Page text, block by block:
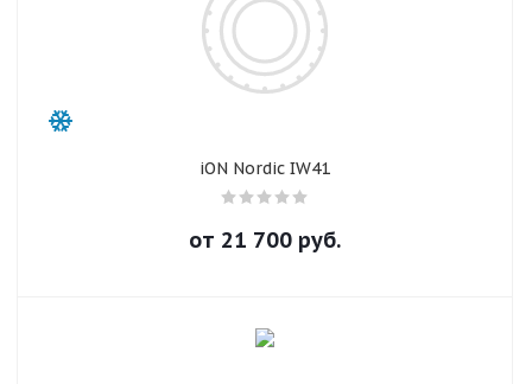
iON Nordic IW41
от 21 700 руб.